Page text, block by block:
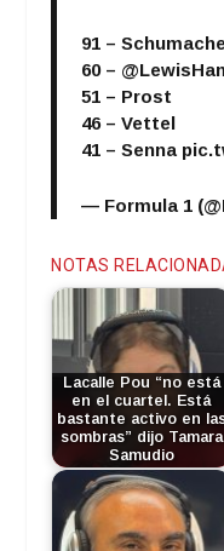
91 –
60 –
51 – Prost
46 – Vettel
41 – Senna
— Formula 1
NOTAS
Lacalle Pou “no está
en el cuartel. Está
bastante activo en
sombras” dijo Tamara
Samudio